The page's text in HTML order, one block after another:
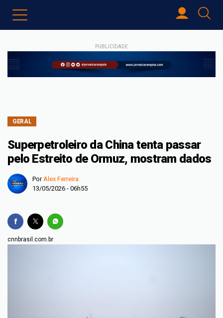
PUBLICIDADE
GERAL
Superpetroleiro da China tenta passar
pelo Estreito de Ormuz, mostram dados
PorAlex Ferreira
13/05/2026 - 06h55
cnnbrasil.com.br